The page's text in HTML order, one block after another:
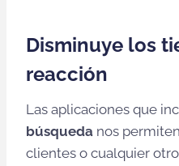
Disminuye los
reacción
Las aplicaciones que
búsqueda nos
clientes o cualquier